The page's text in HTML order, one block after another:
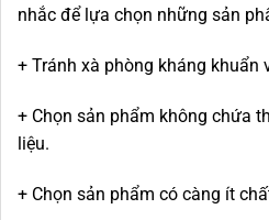
nhắc để lựa chọn những sản
+ Tránh xà phòng kháng khuẩn
+ Chọn sản phẩm không chứa
liệu.
+ Chọn sản phẩm có càng ít